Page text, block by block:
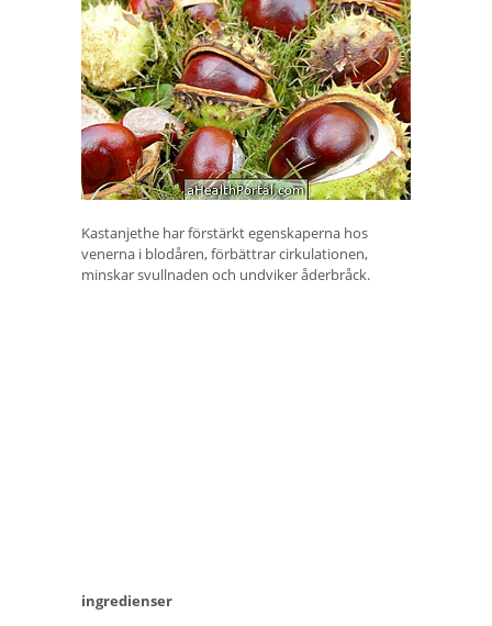
Kastanjethe har förstärkt egenskaperna hos
venerna i blodåren, förbättrar cirkulationen,
minskar svullnaden och undviker åderbråck.
ingredienser